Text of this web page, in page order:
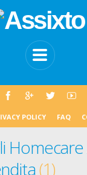
POLICY FAQ
1